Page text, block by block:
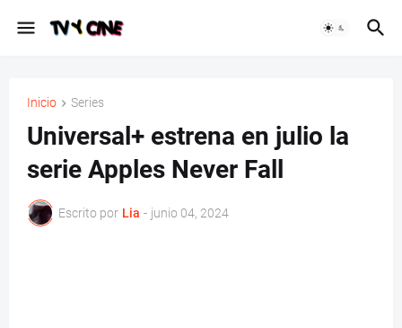
Inicio Series
Universal+ estrena en julio la
serie Apples Never Fall
Escrito por Lia - junio 04, 2024